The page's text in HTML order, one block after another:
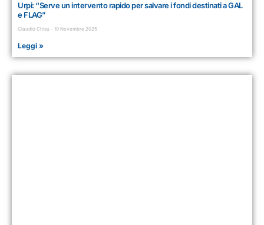
Urpi: “Serve un intervento rapido per salvare i fondi destinati a GAL
e FLAG”
Claudio Chisu 10 Novembre 2025
Leggi »